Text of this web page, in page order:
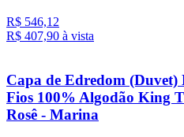
R$ 546,12
R$ 407,90 à vista
Capa de Edredom (Duvet)
Fios 100% Algodão King
Rosê - Marina